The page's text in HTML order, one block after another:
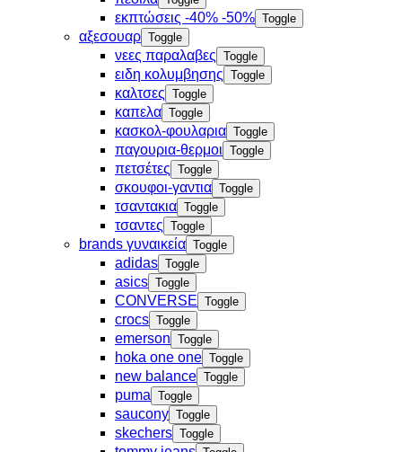
εκπτώσεις -40% -50% Toggle
αξεσουαρ Toggle
νεες παραλαβες Toggle
ειδη κολυμβησης Toggle
καλτσες Toggle
καπελα Toggle
κασκολ-φουλαρια Toggle
παγουρια-θερμοι Toggle
πετσέτες Toggle
σκουφοι-γαντια Toggle
τσαντακια Toggle
τσαντες Toggle
brands γυναικεία Toggle
adidas Toggle
asics Toggle
CONVERSE Toggle
crocs Toggle
emerson Toggle
hoka one one Toggle
new balance Toggle
puma Toggle
saucony Toggle
skechers Toggle